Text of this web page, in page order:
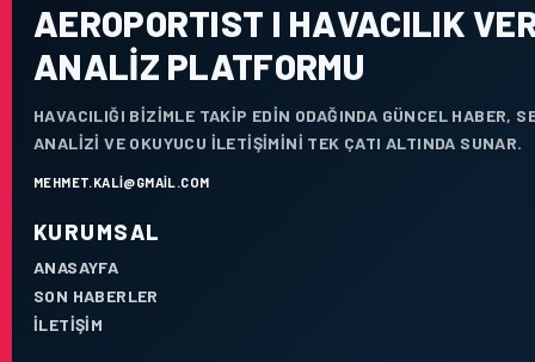
AEROPORTIST I HAVACILIK
ANALIZ PLATFORMU
HAVACILIĞI BIZIMLE TAKIP EDIN ODAĞINDA GÜNCEL HABER,
ANALIZI VE OKUYUCU ILETIŞIMINI TEK ÇATI ALTINDA SUNAR.
MEHMET.KALI@GMAIL.COM
KURUMSAL
ANASAYFA
SON HABERLER
İLETIŞIM